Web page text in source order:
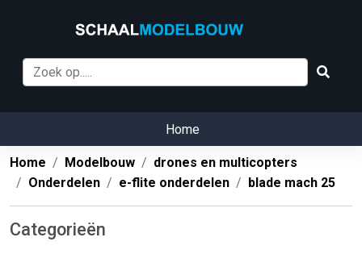
Home
Home Modelbouw
drones en multicopters
Onderdelen
e-flite onderdelen blade mach 25
Categorieën